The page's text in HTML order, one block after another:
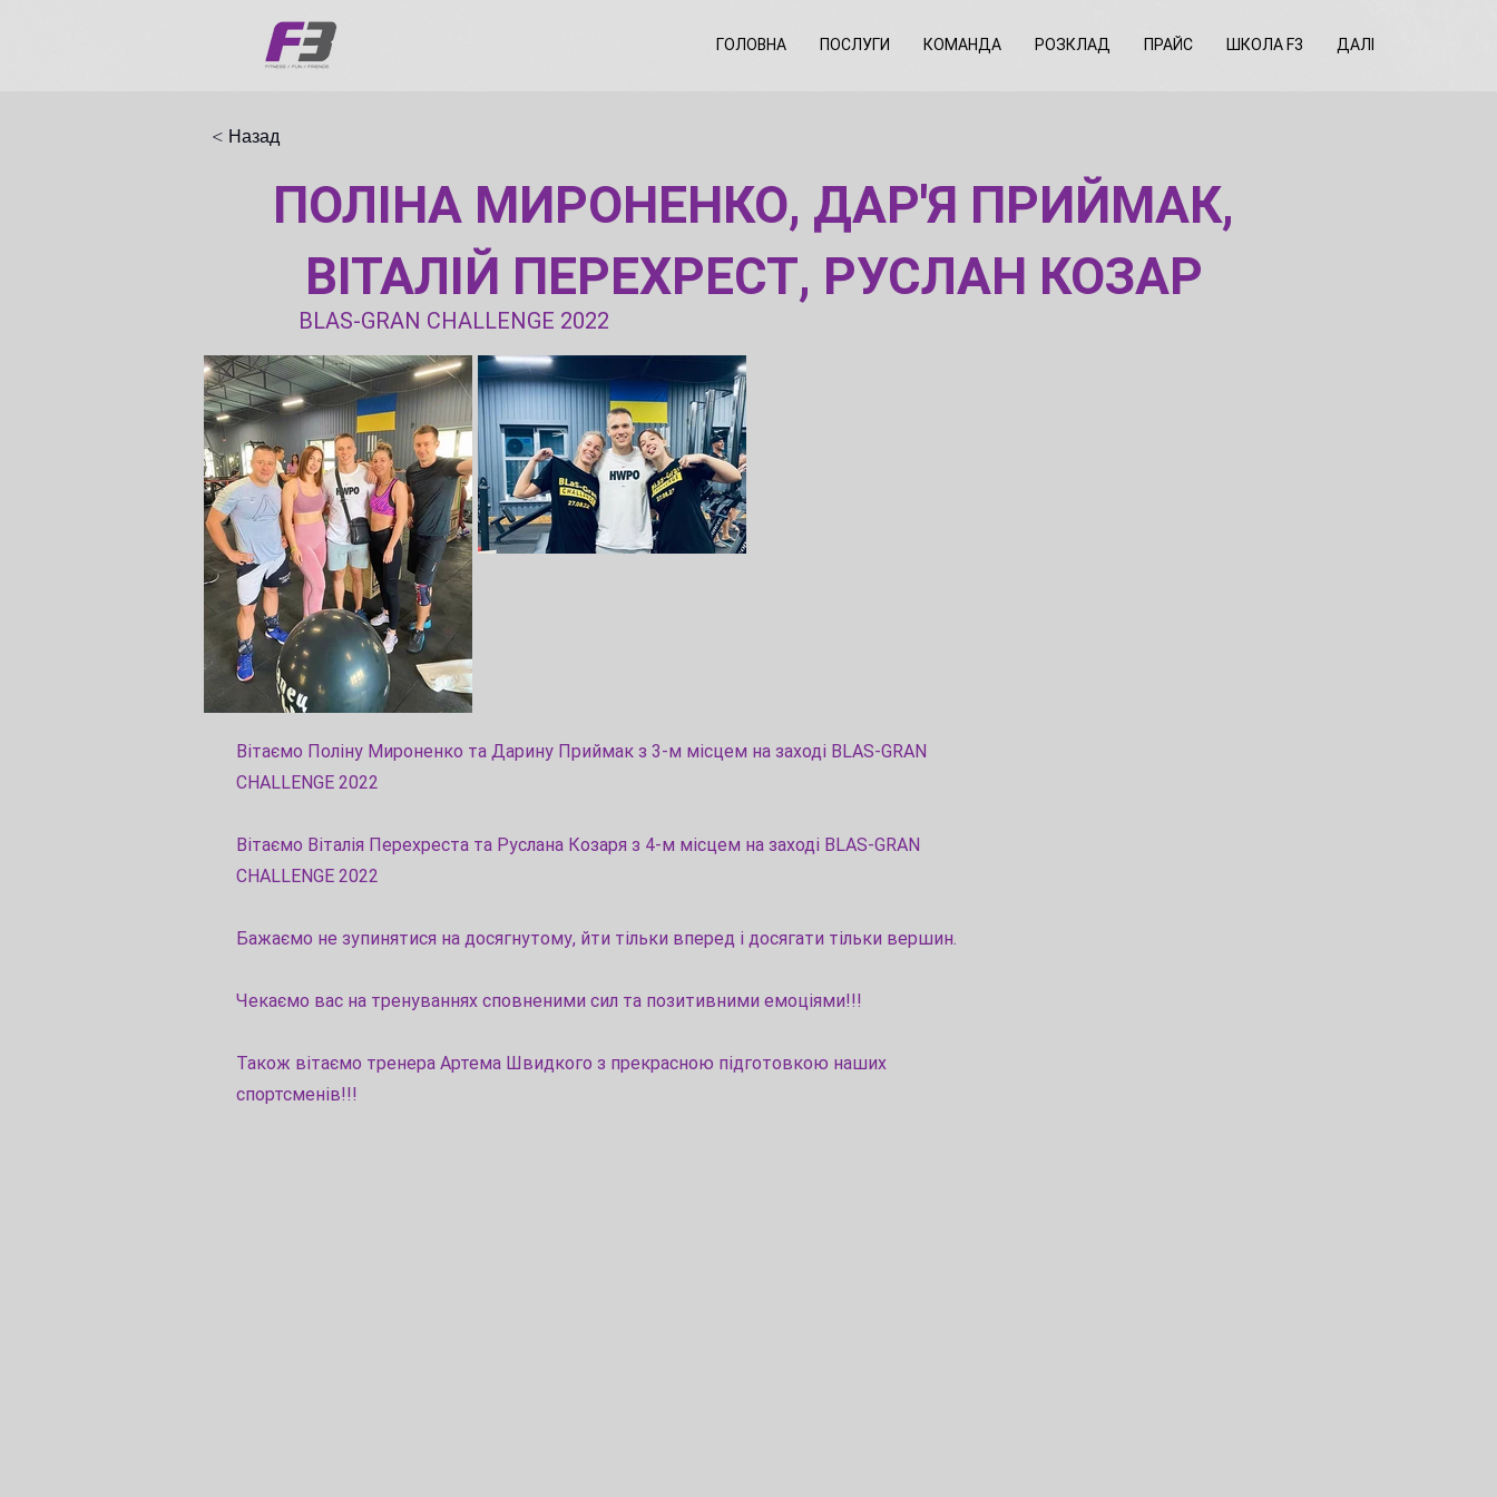
ГОЛОВНА ПОСЛУГИ КОМАНДА РОЗКЛАД ПРАЙС ШКОЛА F3 ДАЛІ
< Назад
ПОЛІНА МИРОНЕНКО, ДАР'Я ПРИЙМАК,
ВІТАЛІЙ ПЕРЕХРЕСТ, РУСЛАН КОЗАР
BLAS-GRAN CHALLENGE 2022
Вітаємо Поліну Мироненко та Дарину Приймак з 3-м місцем на заході BLAS-GRAN
CHALLENGE 2022
Вітаємо Віталія Перехреста та Руслана Козаря з 4-м місцем на заході BLAS-GRAN
CHALLENGE 2022
Бажаємо не зупинятися на досягнутому, йти тільки вперед і досягати тільки вершин.
Чекаємо вас на тренуваннях сповненими сил та позитивними емоціями!!!
Також вітаємо тренера Артема Швидкого з прекрасною підготовкою наших
спортсменів!!!